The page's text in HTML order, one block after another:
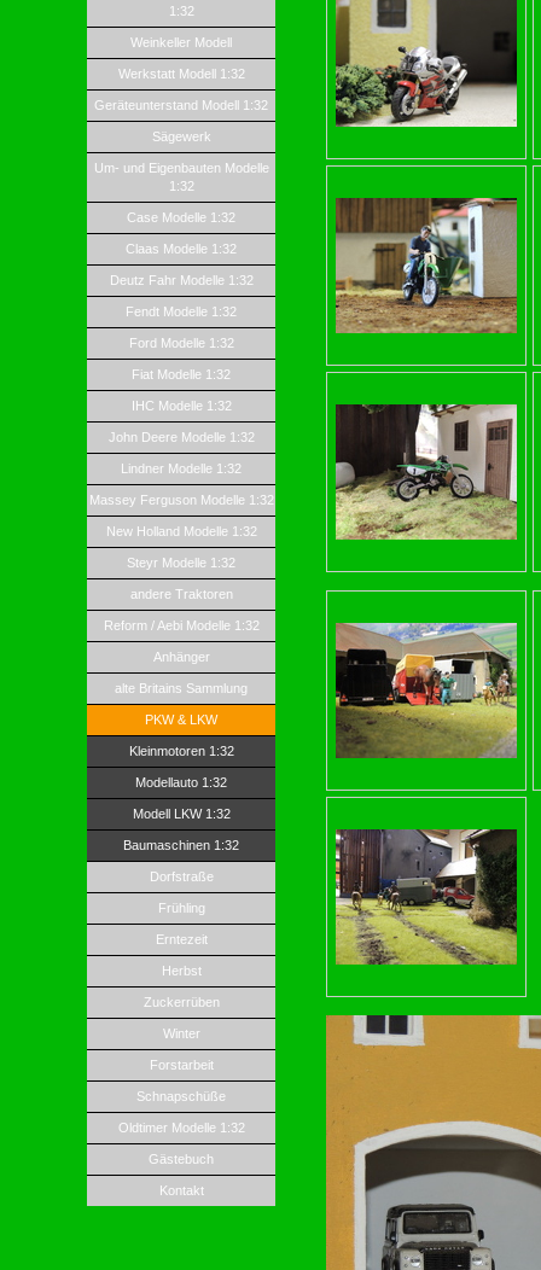
1:32
Weinkeller Modell
Werkstatt Modell 1:32
Geräteunterstand Modell 1:32
Sägewerk
Um- und Eigenbauten Modelle
1:32
Case Modelle 1:32
Claas Modelle 1:32
Deutz Fahr Modelle 1:32
Fendt Modelle 1:32
Ford Modelle 1:32
Fiat Modelle 1:32
IHC Modelle 1:32
John Deere Modelle 1:32
Lindner Modelle 1:32
Massey Ferguson Modelle 1:32
New Holland Modelle 1:32
Steyr Modelle 1:32
andere Traktoren
Reform / Aebi Modelle 1:32
Anhänger
alte Britains Sammlung
PKW & LKW
Kleinmotoren 1:32
Modellauto 1:32
Modell LKW 1:32
Baumaschinen 1:32
Dorfstraße
Frühling
Erntezeit
Herbst
Zuckerrüben
Winter
Forstarbeit
Schnapschüße
Oldtimer Modelle 1:32
Gästebuch
Kontakt